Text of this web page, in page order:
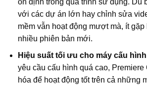
với các dự án lớn hay chỉnh sửa
mềm vẫn hoạt động mượt mà, ít
nhiều phiên bản mới.
Hiệu suất tối ưu cho máy cấu
yêu cầu cấu hình quá cao,
hóa để hoạt động tốt trên cả những